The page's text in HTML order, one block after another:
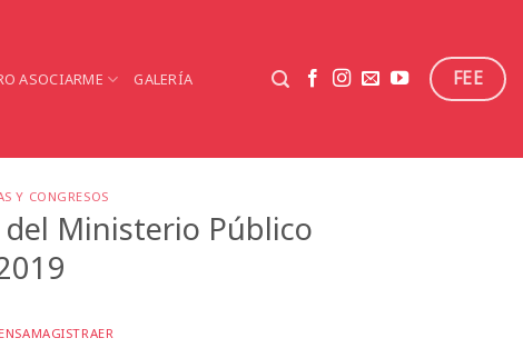
ASOCIARME GALERÍA FEE
Y CONGRESOS
Ministerio Público